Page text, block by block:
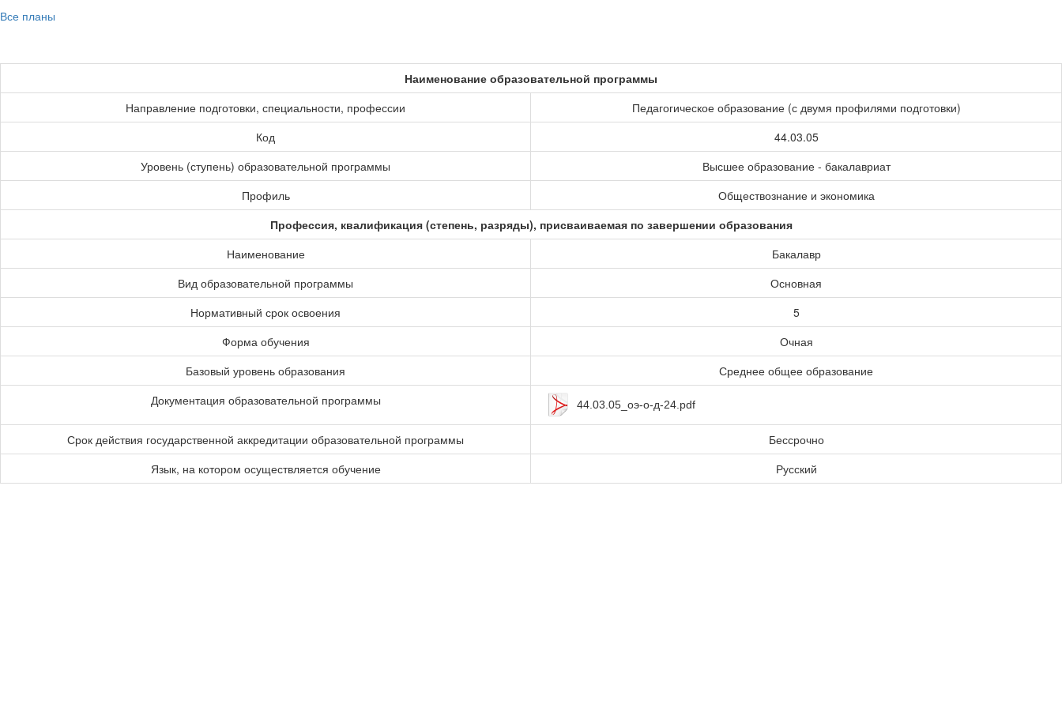
Все планы
Наименование образовательной программы
Направление подготовки, специальности, профессии
Педагогическое образование (с двумя профилями подготовки)
Код
44.03.05
Уровень (ступень) образовательной программы
Высшее образование - бакалавриат
Профиль
Обществознание и экономика
Профессия, квалификация (степень, разряды), присваиваемая по завершении образования
Наименование
Бакалавр
Вид образовательной программы
Основная
Нормативный срок освоения
5
Форма обучения
Очная
Базовый уровень образования
Среднее общее образование
Документация образовательной программы
44.03.05_оэ-о-д-24.pdf
Срок действия государственной аккредитации образовательной программы
Бессрочно
Язык, на котором осуществляется обучение
Русский